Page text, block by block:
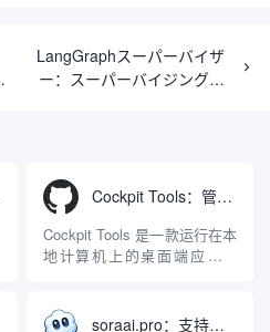
LangGraphスーパーバイザ
ー：スーパーバイジングイ
Cockpit Tools：管理多个AI编程IDE账号与配置多开独立实例的本地桌面应用
Cockpit Tools 是一款运行在本
地计算机上的桌面端应用程
程助手的账号与运行环境而设
soraai.pro：支持多模型文字转视频和图像生成的在线创作工具